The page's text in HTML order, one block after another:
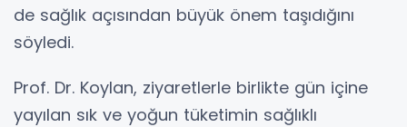
de sağlık açısından büyük önem taşıdığını
söyledi.
Prof. Dr. Koylan, ziyaretlerle birlikte gün içine
yayılan sık ve yoğun tüketimin sağlıklı